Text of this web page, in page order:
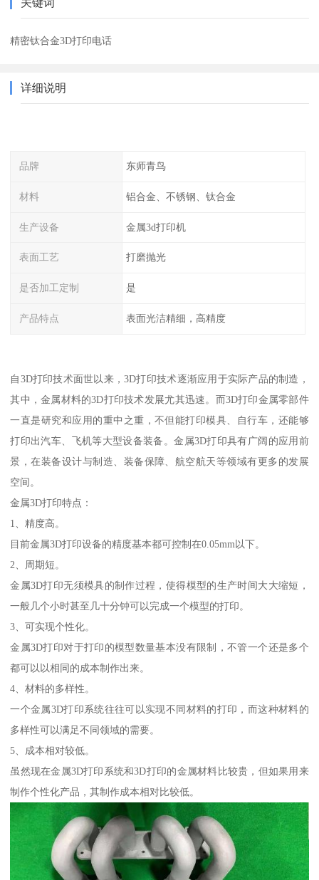
精密钛合金3D打印电话
详细说明
品牌 东师青鸟
材料 铝合金、不锈钢、钛合金
生产设备 金属3d打印机
表面工艺 打磨抛光
是否加工定制 是
产品特点 表面光洁精细，高精度
自3D打印技术面世以来，3D打印技术逐渐应用于实际产品的制造，
其中，金属材料的3D打印技术发展尤其迅速。而3D打印金属零部件
一直是研究和应用的重中之重，不但能打印模具、自行车，还能够
打印出汽车、飞机等大型设备装备。金属3D打印具有广阔的应用前
景，在装备设计与制造、装备保障、航空航天等领域有更多的发展
空间。
金属3D打印特点：
1、精度高。
目前金属3D打印设备的精度基本都可控制在0.05mm以下。
2、周期短。
金属3D打印无须模具的制作过程，使得模型的生产时间大大缩短，
一般几个小时甚至几十分钟可以完成一个模型的打印。
3、可实现个性化。
金属3D打印对于打印的模型数量基本没有限制，不管一个还是多个
都可以以相同的成本制作出来。
4、材料的多样性。
一个金属3D打印系统往往可以实现不同材料的打印，而这种材料的
多样性可以满足不同领域的需要。
5、成本相对较低。
虽然现在金属3D打印系统和3D打印的金属材料比较贵，但如果用来
制作个性化产品，其制作成本相对比较低。